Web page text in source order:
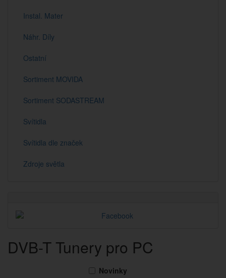
Instal. Mater
Náhr. Díly
Ostatní
Sortiment MOVIDA
Sortiment SODASTREAM
Svítidla
Svítidla dle značek
Zdroje světla
DVB-T Tunery pro PC
Novinky